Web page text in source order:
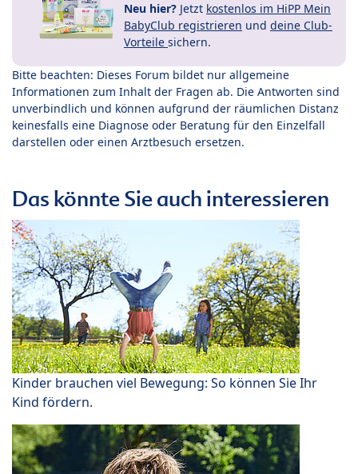
Neu hier? Jetzt kostenlos im HiPP Mein
BabyClub registrieren und deine Club-
Vorteile sichern.
Bitte beachten: Dieses Forum bildet nur allgemeine
Informationen zum Inhalt der Fragen ab. Die Antworten sind
unverbindlich und können aufgrund der räumlichen Distanz
keinesfalls eine Diagnose oder Beratung für den Einzelfall
darstellen oder einen Arztbesuch ersetzen.
Das könnte Sie auch interessieren
Kinder brauchen viel Bewegung: So können Sie Ihr
Kind fördern.